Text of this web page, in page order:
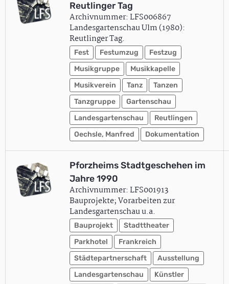
Reutlinger Tag
Archivnummer: LFS006867
Landesgartenschau Ulm (1980):
Reutlinger Tag.
Fest Festumzug
Festzug
Musikgruppe
Musikkapelle
Musikverein
Tanz
Tanzen
Tanzgruppe
Gartenschau
Landesgartenschau
Reutlingen
Oechsle, Manfred
Dokumentation
Pforzheims Stadtgeschehen im
Jahre 1990
Archivnummer: LFS001913
Bauprojekte; Vorarbeiten zur
Landesgartenschau u.a.
Bauprojekt
Stadttheater
Parkhotel
Frankreich
Städtepartnerschaft
Ausstellung
Landesgartenschau
Künstler